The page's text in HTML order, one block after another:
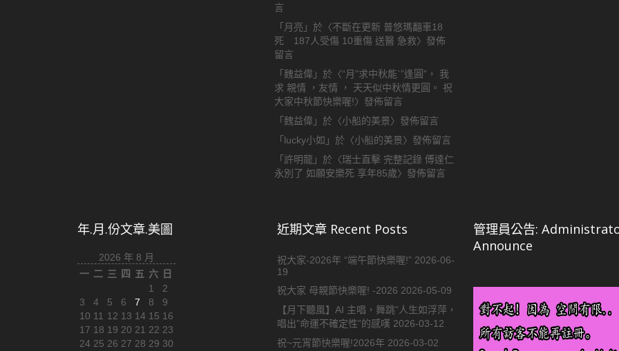
言
「月亮 」於〈不斷在更新 普悠瑪翻車18
死 187人受傷 10重傷 送醫 急救〉發佈
留言
「魏益偉 」於〈“月”求中秋能`”逢圓”， 我
求 親情 ，友情 ， 天天似中秋情更圓。 祝
大家中秋節快樂喔!〉發佈留言
「魏益偉 」於〈小船的美景〉發佈留言
「lucky小如 」於〈小船的美景〉發佈留言
「許明龍 」於〈瑞士直擊 完整記錄 傅達仁
永別了 如願安樂死 享年85歲〉發佈留言
年.月.份文章.美圖
2026 年 8 月
一 二 三 四 五 六
日
1
2
3
4 5 6 7 8
9
10 11 12 13 14 15 16
17 18 19 20 21 22 23
24 25 26 27 28 29 30
近期文章 Recent Posts
祝大家-2026年 “端午節快樂喔!” 2026-06-
19
祝大家 母親節快樂喔! -2026 2026-05-09
【月下聽風】AI 主唱，舞跳”人生如浮萍，
唱出”命運不確定性”的感嘆 2026-03-12
祝~元宵節快樂喔!2026年 2026-03-02
管理員公告:
Announce